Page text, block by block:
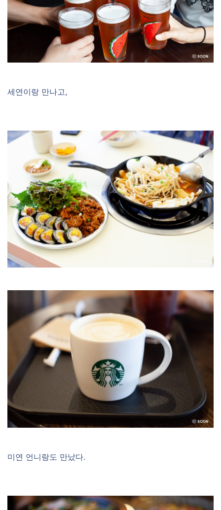
세연이랑 만나고,
미연 언니랑도 만났다.